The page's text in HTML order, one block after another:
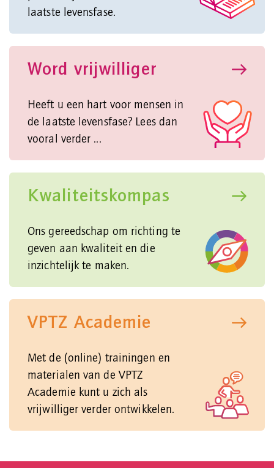
laatste levensfase.
Word vrijwilliger
Heeft u een hart voor mensen in
de laatste levensfase? Lees dan
vooral verder ...
Kwaliteitskompas
Ons gereedschap om richting te
geven aan kwaliteit en die
inzichtelijk te maken.
VPTZ Academie
Met de (online) trainingen en
materialen van de VPTZ
Academie kunt u zich als
vrijwilliger verder ontwikkelen.